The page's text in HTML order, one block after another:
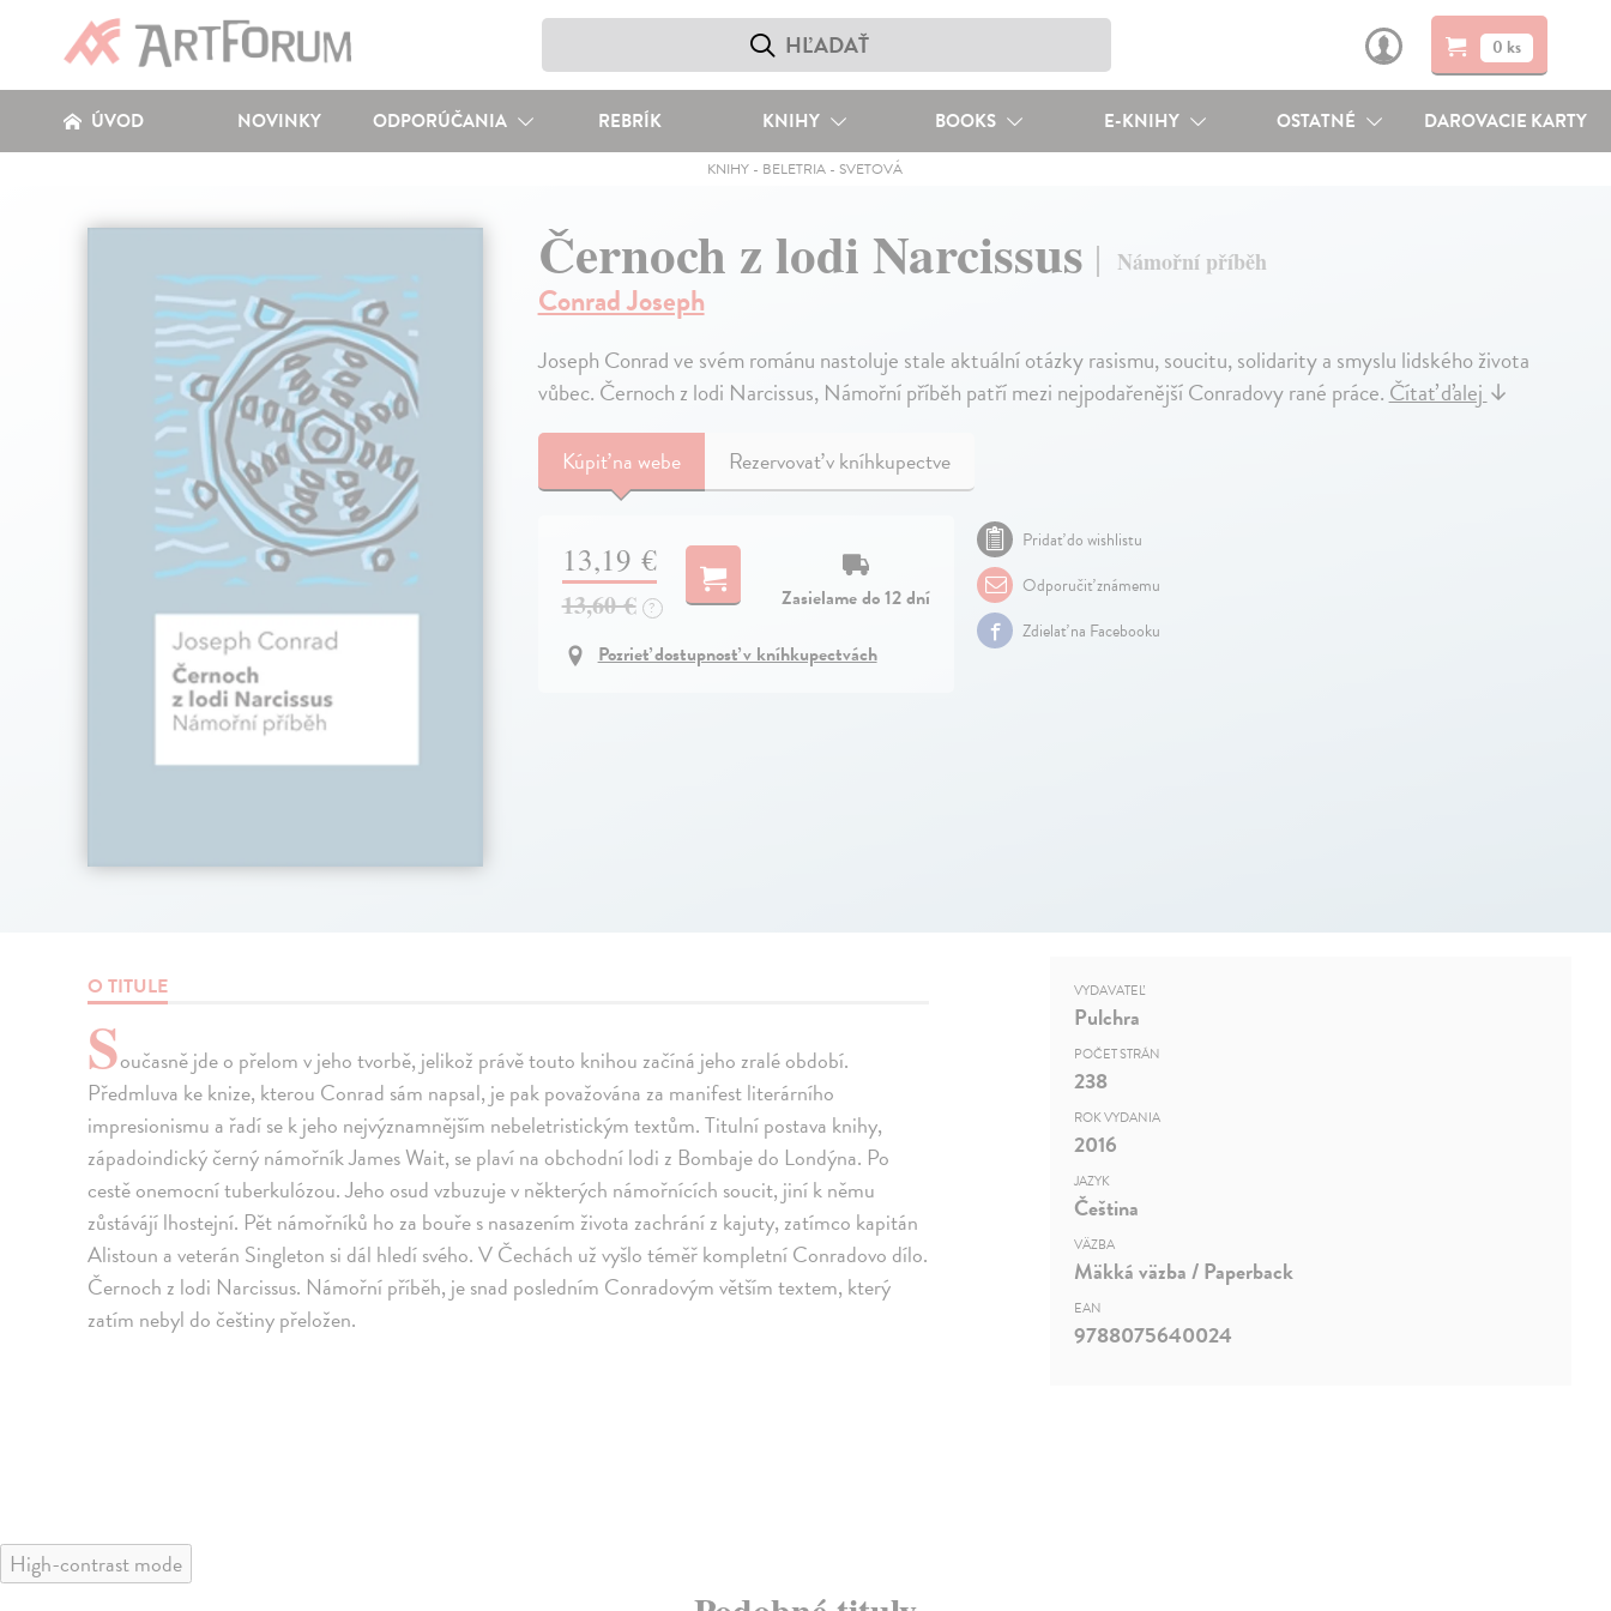
0 ks
ÚVOD NOVINKY ODPORÚČANIA REBRÍK KNIHY BOOKS E-KNIHY OSTATNÉ DAROVACIE KARTY
KNIHY - BELETRIA - SVETOVÁ
Černoch z lodi Narcissus Námořní příběh
Conrad Joseph
Joseph Conrad ve svém románu nastoluje stale aktuální otázky rasismu, soucitu, solidarity a smyslu lidského života
vůbec. Černoch z lodi Narcissus, Námořní příběh patří mezi nejpodařenější Conradovy rané práce.Čítať ďalej↓
Kúpiťna webe Rezervovať v kníhkupectve
13,19 €
13,60 € ?
Zasielame do 12 dní
Pozrieť dostupnosť v kníhkupectvách
Pridať do wishlistu
Odporučiť známemu
Zdielať na Facebooku
O TITULE
Současně jde o přelom v jeho tvorbě, jelikož právě touto knihou začíná jeho zralé období.
Předmluva ke knize, kterou Conrad sám napsal, je pak považována za manifest literárního
impresionismu a řadí se k jeho nejvýznamnějším nebeletristickým textům. Titulní postava knihy,
západoindický černý námořník James Wait, se plaví na obchodní lodi z Bombaje do Londýna. Po
cestě onemocní tuberkulózou. Jeho osud vzbuzuje v některých námořnících soucit, jiní k němu
zůstávájí lhostejní. Pět námořníků ho za bouře s nasazením života zachrání z kajuty, zatímco kapitán
Alistoun a veterán Singleton si dál hledí svého. V Čechách už vyšlo téměř kompletní Conradovo dílo.
Černoch z lodi Narcissus. Námořní příběh, je snad posledním Conradovým větším textem, který
zatím nebyl do češtiny přeložen.
VYDAVATEĽ
Pulchra
POČET STRÁN
238
ROK VYDANIA
2016
JAZYK
Čeština
VÄZBA
Mäkká väzba / Paperback
EAN
9788075640024
High-contrast mode